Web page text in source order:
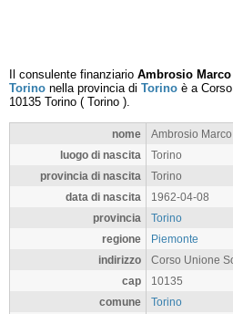
Il consulente finanziario Ambrosio
Torino nella provincia di Torino è a
10135 Torino ( Torino ).
nome
Ambrosio
luogo di nascita
Torino
provincia di nascita
Torino
data di nascita
1962-04-08
provincia
Torino
regione
Piemonte
indirizzo
Corso Unione
cap
10135
comune
Torino